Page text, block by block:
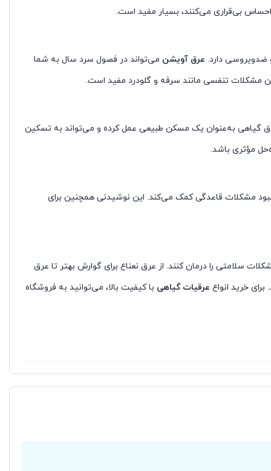
بی‌قراری می‌کنند، بسیار مفید است.
دارد. عرق آویشن می‌تواند در فصول سرد سال به شما
مشکلات تنفسی مانند سرفه و گلودرد مفید است.
گیاهی به‌عنوان یک مسکن طبیعی عمل کرده و می‌تواند به تسکین
مؤثری باشد.
مشکلات قاعدگی کمک می‌کند. این نوشیدنی همچنین برای
سلامتی را درمان کنند. از عرق نعناع برای گوارش بهتر تا عرق
خرید انواع عرقیات گیاهی با کیفیت بالا، می‌توانید به فروشگاه